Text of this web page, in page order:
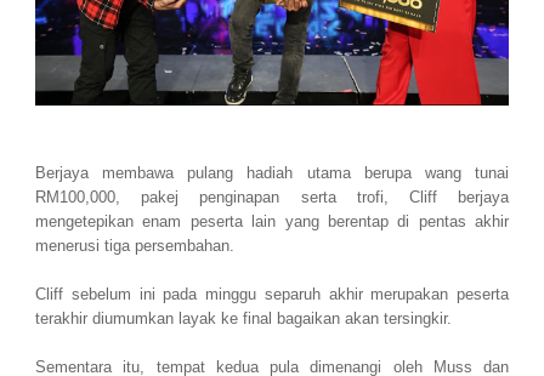
Berjaya membawa pulang hadiah utama berupa wang tunai
RM100,000, pakej penginapan serta trofi, Cliff berjaya
mengetepikan enam peserta lain yang berentap di pentas akhir
menerusi tiga persembahan.
Cliff sebelum ini pada minggu separuh akhir merupakan peserta
terakhir diumumkan layak ke final bagaikan akan tersingkir.
Sementara itu, tempat kedua pula dimenangi oleh Muss dan